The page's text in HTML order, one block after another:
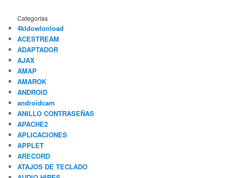
Categorías
4kldowlonload
ACESTREAM
ADAPTADOR
AJAX
AMAP
AMAROK
ANDROID
androidcam
ANILLO CONTRASEÑAS
APACHE2
APLICACIONES
APPLET
ARECORD
ATAJOS DE TECLADO